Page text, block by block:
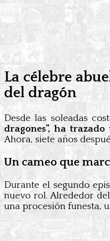
La célebre
del dragón
Desde las soleadas
dragones”, ha
Ahora, siete años
Un cameo que
Durante el segundo
nuevo rol. Alrededor
una procesión funesta,